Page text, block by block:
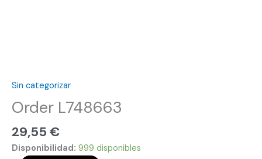
Sin categorizar
Order L748663
29,55 €
Disponibilidad: 999 disponibles